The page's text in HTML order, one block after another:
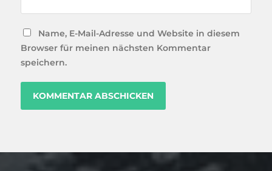
Name, E-Mail-Adresse und Website in diesem
Browser für meinen nächsten Kommentar
speichern.